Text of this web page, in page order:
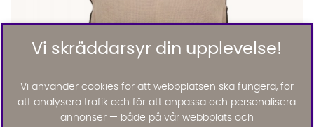
Vi skräddarsyr din upplevelse!
Vi använder cookies för att webbplatsen ska fungera, för
att analysera trafik och för att anpassa och personalisera
annonser — både på vår webbplats och